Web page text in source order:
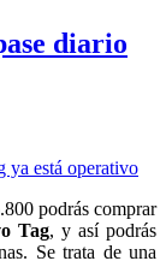
diario
podrás comprar
Tag, y así podrás
Se trata de una